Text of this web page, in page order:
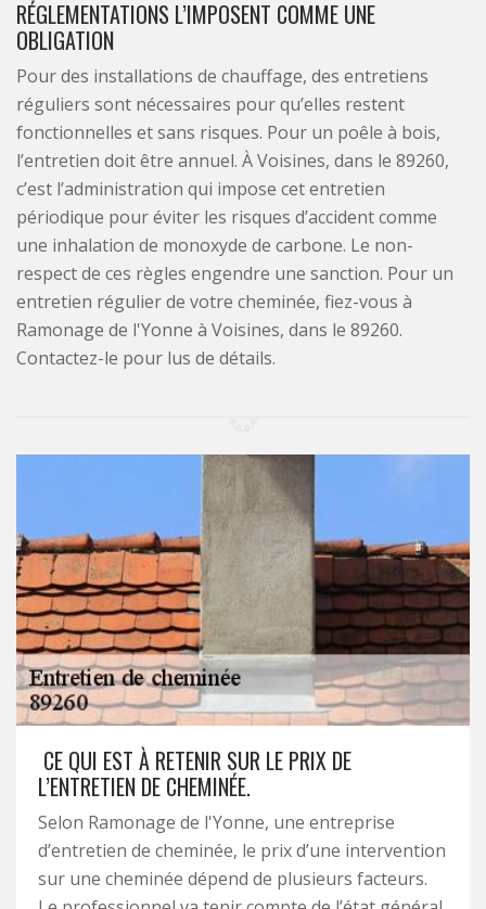
RÉGLEMENTATIONS L’IMPOSENT COMME UNE
OBLIGATION
Pour des installations de chauffage, des entretiens
réguliers sont nécessaires pour qu’elles restent
fonctionnelles et sans risques. Pour un poêle à bois,
l’entretien doit être annuel. À Voisines, dans le 89260,
c’est l’administration qui impose cet entretien
périodique pour éviter les risques d’accident comme
une inhalation de monoxyde de carbone. Le non-
respect de ces règles engendre une sanction. Pour un
entretien régulier de votre cheminée, fiez-vous à
Ramonage de l'Yonne à Voisines, dans le 89260.
Contactez-le pour lus de détails.
CE QUI EST À RETENIR SUR LE PRIX DE
L’ENTRETIEN DE CHEMINÉE.
Selon Ramonage de l'Yonne, une entreprise
d’entretien de cheminée, le prix d’une intervention
sur une cheminée dépend de plusieurs facteurs.